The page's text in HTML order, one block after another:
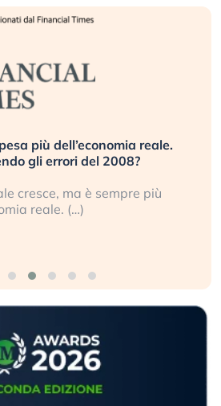
più dell’economia reale.
gli errori del 2008?
cresce, ma è sempre più
reale. (…)